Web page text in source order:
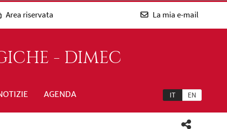
Area riservata La mia e-mail
- DIMEC
IT EN
AGENDA